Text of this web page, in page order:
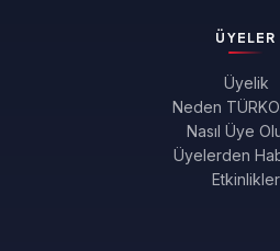
ÜYELER
Üyelik
Neden
Nasıl Üye
Üyelerden
Etkinlikler